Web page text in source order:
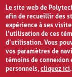
Le site web de
afin de recueillir des
expérience à ses
l’utilisation de ces
d’utilisation. Vous
vos paramètres de
témoins de connexion
personnels,cliquez ici.